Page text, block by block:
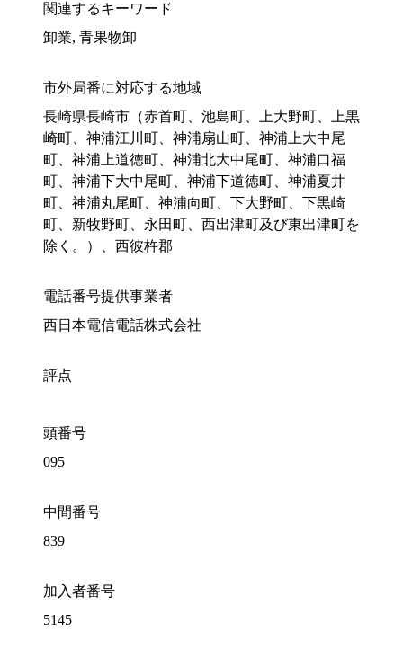
関連するキーワード
卸業, 青果物卸
市外局番に対応する地域
長崎県長崎市（赤首町、池島町、上大野町、上黒
崎町、神浦江川町、神浦扇山町、神浦上大中尾
町、神浦上道徳町、神浦北大中尾町、神浦口福
町、神浦下大中尾町、神浦下道徳町、神浦夏井
町、神浦丸尾町、神浦向町、下大野町、下黒崎
町、新牧野町、永田町、西出津町及び東出津町を
除く。）、西彼杵郡
電話番号提供事業者
西日本電信電話株式会社
評点
頭番号
095
中間番号
839
加入者番号
5145